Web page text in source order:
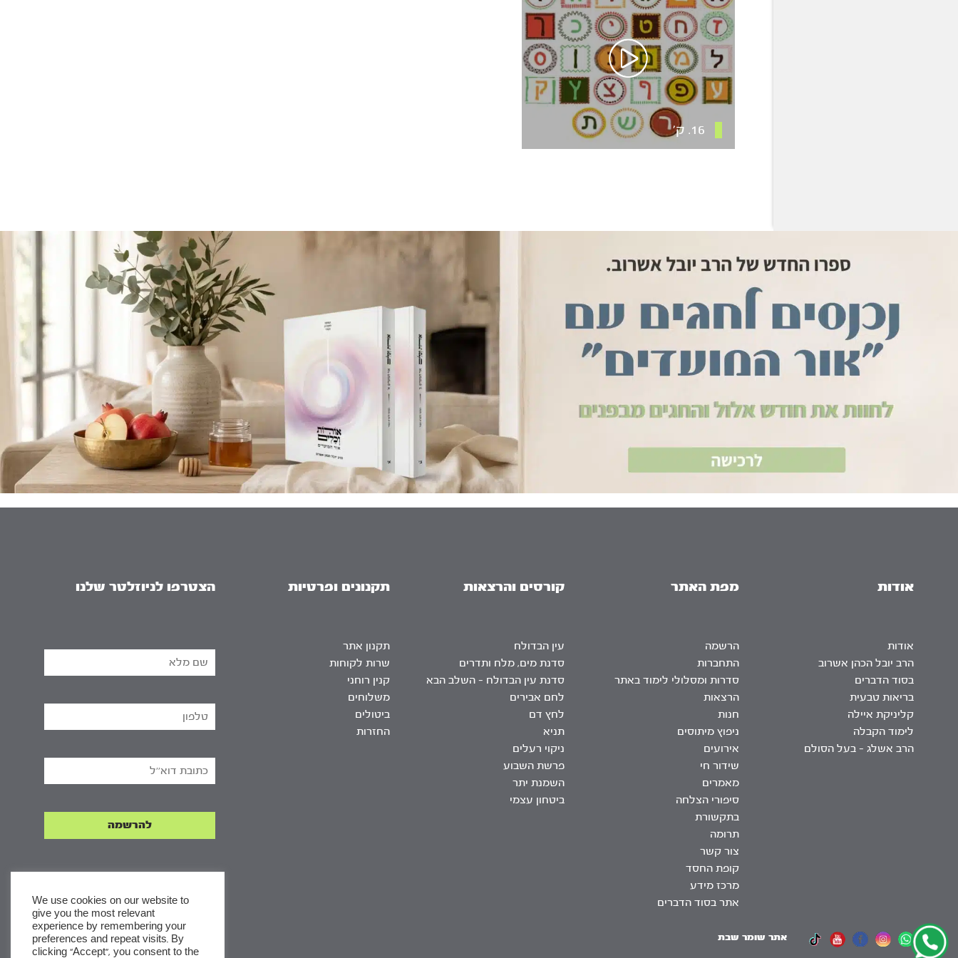
16. ק’
אודות
אודות
הרב יובל הכהן אשרוב
בסוד הדברים
בריאות טבעית
קליניקת איילה
לימוד הקבלה
הרב אשלג – בעל הסולם
מפת האתר
הרשמה
התחברות
סדרות ומסלולי לימוד באתר
הרצאות
חנות
ניפוץ מיתוסים
אירועים
שידור חי
מאמרים
סיפורי הצלחה
בתקשורת
תרומה
צור קשר
קופת החסד
מרכז מידע
אתר בסוד הדברים
קורסים והרצאות
עין הבדולח
סדנת מים, מלח ותדרים
סדנת עין הבדולח – השלב הבא
לחם אבירים
לחץ דם
תניא
ניקוי רעלים
פרשת השבוע
השמנת יתר
ביטחון עצמי
תקנונים ופרטיות
תקנון אתר
שרות לקוחות
קנין רוחני
משלוחים
ביטולים
החזרות
הצטרפו לניוזלטר שלנו
אתר שומר שבת
We use cookies on our website to
give you the most relevant
experience by remembering your
preferences and repeat visits. By
clicking “Accept”, you consent to the
x